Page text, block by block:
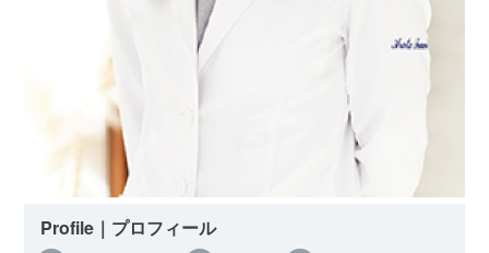
Profile｜プロフィール